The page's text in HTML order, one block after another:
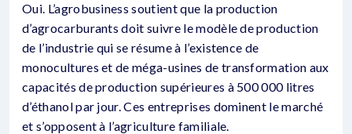
Oui. L’agrobusiness soutient que la production
d’agrocarburants doit suivre le modèle de production
de l’industrie qui se résume à l’existence de
monocultures et de méga-usines de transformation aux
capacités de production supérieures à 500 000 litres
d’éthanol par jour. Ces entreprises dominent le marché
et s’opposent à l’agriculture familiale.